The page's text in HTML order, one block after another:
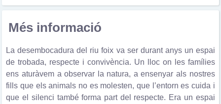
Més informació
La desembocadura del riu foix va ser durant anys un espai
de trobada, respecte i convivència. Un lloc on les famílies
ens aturàvem a observar la natura, a ensenyar als nostres
fills que els animals no es molesten, que l’entorn es cuida i
que el silenci també forma part del respecte. Era un espai